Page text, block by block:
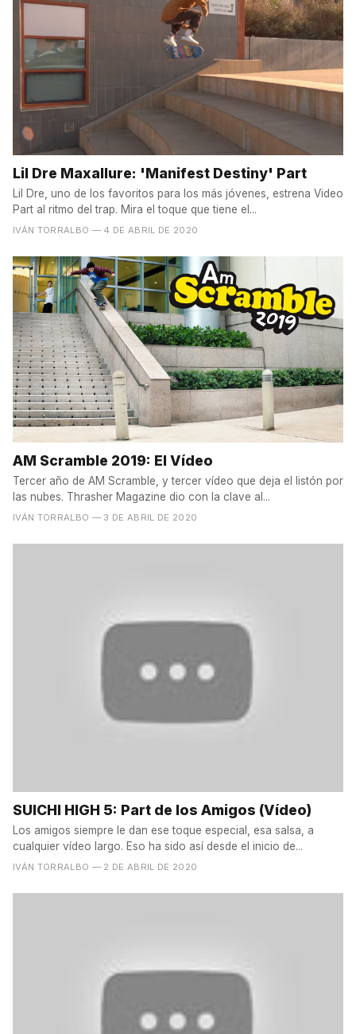
Lil Dre Maxallure: 'Manifest Destiny' Part
Lil Dre, uno de los favoritos para los más jóvenes, estrena Video
Part al ritmo del trap. Mira el toque que tiene el...
IVÁN TORRALBO — 4 DE ABRIL DE 2020
AM Scramble 2019: El Vídeo
Tercer año de AM Scramble, y tercer vídeo que deja el listón por
las nubes. Thrasher Magazine dio con la clave al...
IVÁN TORRALBO — 3 DE ABRIL DE 2020
SUICHI HIGH 5: Part de los Amigos (Vídeo)
Los amigos siempre le dan ese toque especial, esa salsa, a
cualquier vídeo largo. Eso ha sido así desde el inicio de...
IVÁN TORRALBO — 2 DE ABRIL DE 2020